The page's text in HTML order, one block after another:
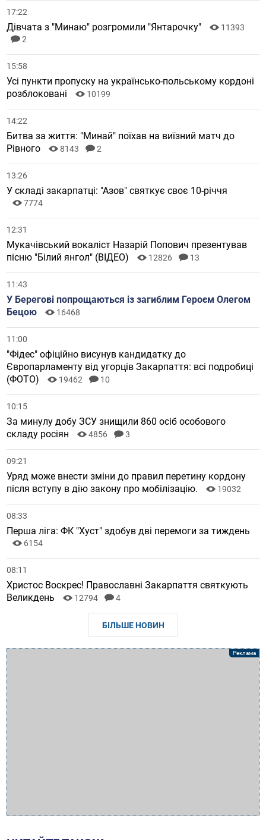
17:22
Дівчата з "Минаю" розгромили "Янтарочку"
11393
2
15:58
Усі пункти пропуску на українсько-польському кордоні
розблоковані
10199
14:22
Битва за життя: "Минай" поїхав на виїзний матч до
Рівного
8143 2
13:26
У складі закарпатці: "Азов" святкує своє 10-річчя
7774
12:31
Мукачівський вокаліст Назарій Попович презентував
пісню "Білий янгол" (ВІДЕО)
12826 13
11:43
У Берегові попрощаються із загиблим Героєм Олегом
Бецою
16468
11:00
"Фідес" офіційно висунув кандидатку до
Європарламенту від угорців Закарпаття: всі подробиці
(ФОТО)
19462 10
10:15
За минулу добу ЗСУ знищили 860 осіб особового
складу росіян
4856 3
09:21
Уряд може внести зміни до правил перетину кордону
після вступу в дію закону про мобілізацію.
19032
08:33
Перша ліга: ФК "Хуст" здобув дві перемоги за тиждень
6154
08:11
Христос Воскрес! Православні Закарпаття святкують
Великдень
12794 4
БІЛЬШЕ НОВИН